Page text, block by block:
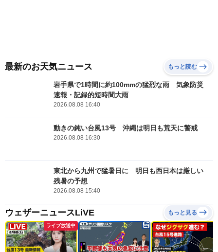
最新のお天気ニュース もっと読む
岩手県で1時間に約100mmの猛烈な雨 気象防災
速報・記録的短時間大雨
2026.08.08 16:40
動きの鈍い台風13号 沖縄は明日も荒天に警戒
2026.08.08 16:30
東北から九州で猛暑日に 明日も西日本は厳しい
残暑の予想
2026.08.08 15:40
ウェザーニュースLiVE もっと見る
ライブ放送中